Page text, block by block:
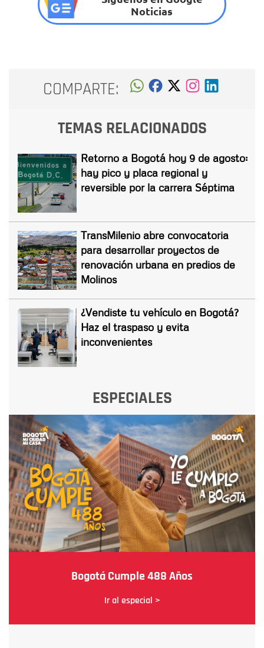
Noticias
COMPARTE:
TEMAS RELACIONADOS
Retorno a Bogotá hoy 9 de agosto:
hay pico y placa regional y
reversible por la carrera Séptima
TransMilenio abre convocatoria
para desarrollar proyectos de
renovación urbana en predios de
Molinos
¿Vendiste tu vehículo en Bogotá?
Haz el traspaso y evita
inconvenientes
ESPECIALES
Bogotá Cumple 488 Años
Ir al especial >